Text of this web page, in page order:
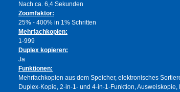
Nach ca. 6,4 Sekunden
Zoomfaktor:
25% - 400% in 1% Schritten
Mehrfachkopien:
1-999
Duplex kopieren:
Ja
Funktionen:
Mehrfachkopien aus dem Speicher, elektronisches
Duplex-Kopie, 2-in-1- und 4-in-1-Funktion,